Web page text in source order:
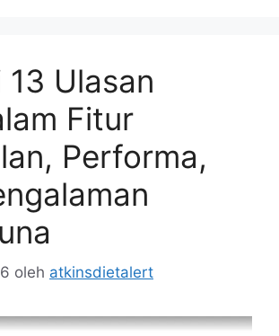
13 Ulasan
Fitur
Performa,
oleh atkinsdietalert